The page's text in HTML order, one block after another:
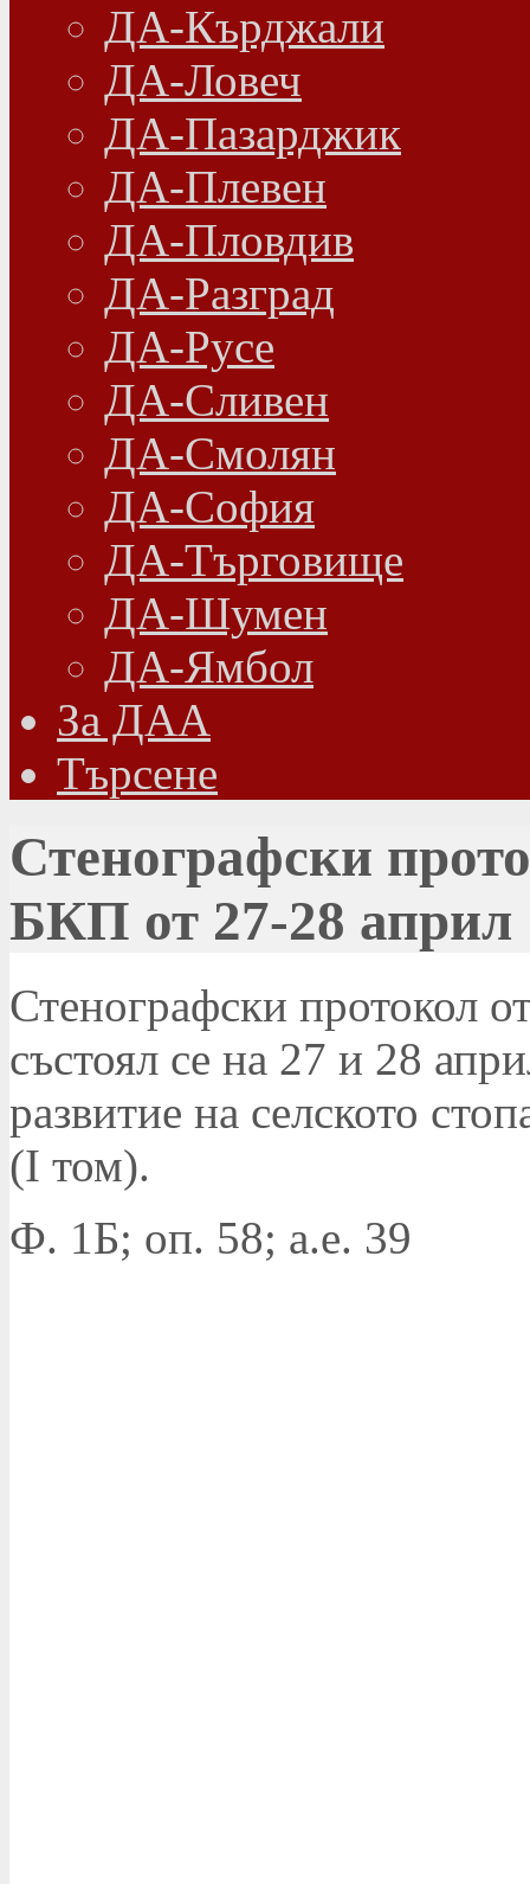
ДА-Кърджали
ДА-Ловеч
ДА-Пазарджик
ДА-Плевен
ДА-Пловдив
ДА-Разград
ДА-Русе
ДА-Сливен
ДА-Смолян
ДА-София
ДА-Търговище
ДА-Шумен
ДА-Ямбол
Зa ДАА
Търсене
Стенографски
БКП от 27-28 април
Стенографски протокол
състоял се на 27 и 28
развитие на селското
(I том).
Ф. 1Б; оп. 58; а.е. 39